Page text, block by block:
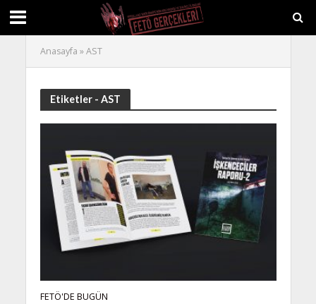
Anasayfa »AST
Etiketler - AST
FETÖ'DE BUGÜN